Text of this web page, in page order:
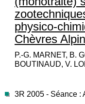
physico-
Chèvres
P.-G. MARNET, B.
BOUTINAUD, V.
3R 2005 - Séance :